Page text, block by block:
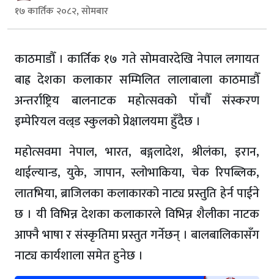
१७ कार्तिक २०८२, सोमबार
काठमाडौँ । कार्तिक १७ गते सोमवारदेखि नेपाल लगायत
बाह्र देशका कलाकार सम्मिलित लालाबाला काठमाडौँ
अन्तर्राष्ट्रिय बालनाटक महोत्सवको पाँचौँ संस्करण
इम्पेरियल वल्र्ड स्कुलको प्रेक्षालयमा हुँदैछ ।
महोत्सवमा नेपाल, भारत, बङ्गलादेश, श्रीलंका, इरान,
थाईल्यान्ड, युके, जापान, स्लोभाकिया, चेक रिपब्लिक,
लातभिया, ब्राजिलका कलाकारको नाट्य प्रस्तुति हेर्न पाईने
छ । यी विभिन्न देशका कलाकारले विभिन्न शैलीका नाटक
आफ्नै भाषा र संस्कृतिमा प्रस्तुत गर्नेछन् । बालबालिकासँग
नाट्य कार्यशाला समेत हुनेछ ।